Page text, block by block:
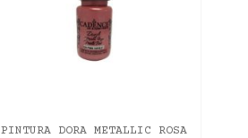
PINTURA DORA METALLIC ROSA